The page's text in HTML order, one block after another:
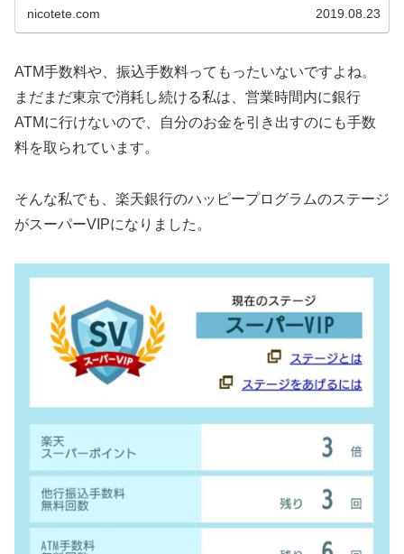
nicotete.com 2019.08.23
ATM手数料や、振込手数料ってもったいないですよね。
まだまだ東京で消耗し続ける私は、営業時間内に銀行
ATMに行けないので、自分のお金を引き出すのにも手数
料を取られています。
そんな私でも、楽天銀行のハッピープログラムのステージ
がスーパーVIPになりました。